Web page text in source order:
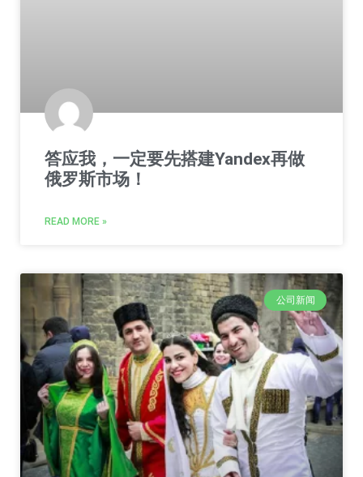
答应我，一定要先搭建Yandex再做
俄罗斯市场！
READ MORE »
公司新闻